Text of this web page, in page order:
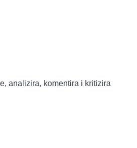
analizira, komentira i kritizira